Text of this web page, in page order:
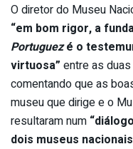
O diretor do Museu
“em bom rigor, a
Portuguezé o
virtuosa” entre as
comentando que as
museu que dirige e o
resultaram num
dois museus